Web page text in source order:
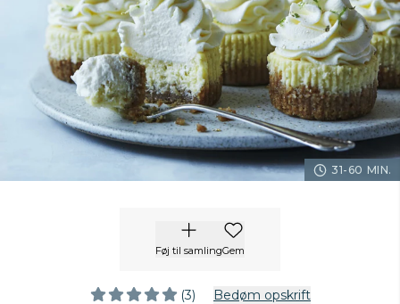
31-60 MIN.
Føj til samlingGem
(3) Bedøm opskrift